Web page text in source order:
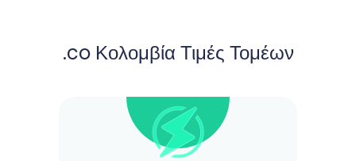
.co Κολομβία Τιμές Τομέων